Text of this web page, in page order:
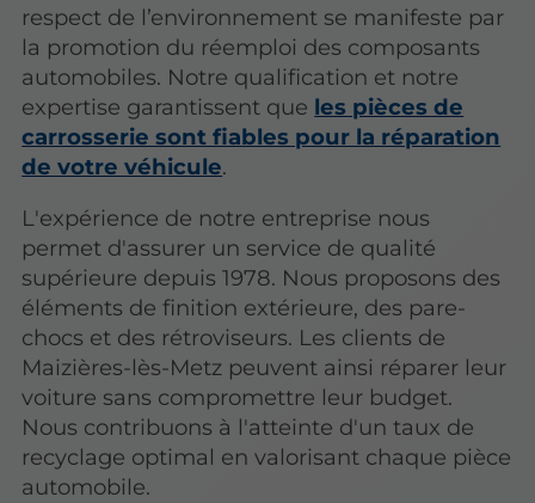
respect de l’environnement se manifeste par
la promotion du réemploi des composants
automobiles. Notre qualification et notre
expertise garantissent que les pièces de
carrosserie sont fiables pour la réparation
de votre véhicule.
L'expérience de notre entreprise nous
permet d'assurer un service de qualité
supérieure depuis 1978. Nous proposons des
éléments de finition extérieure, des pare-
chocs et des rétroviseurs. Les clients de
Maizières-lès-Metz peuvent ainsi réparer leur
voiture sans compromettre leur budget.
Nous contribuons à l'atteinte d'un taux de
recyclage optimal en valorisant chaque pièce
automobile.